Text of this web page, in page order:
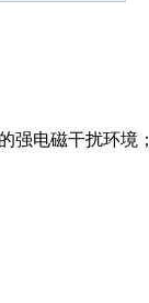
强电磁干扰环境；